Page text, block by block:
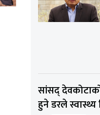
सांसद्
हुने डरले स्वास्थ्य